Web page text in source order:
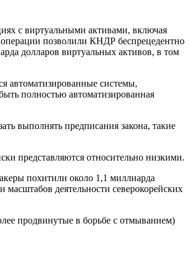
с виртуальными активами, включая
позволили КНДР беспрецедентно
долларов виртуальных активов, в том
автоматизированные системы,
полностью автоматизированная
выполнять предписания закона, такие
представляются относительно низкими.
похитили около 1,1 миллиарда
деятельности северокорейских
продвинутые в борьбе с отмыванием)